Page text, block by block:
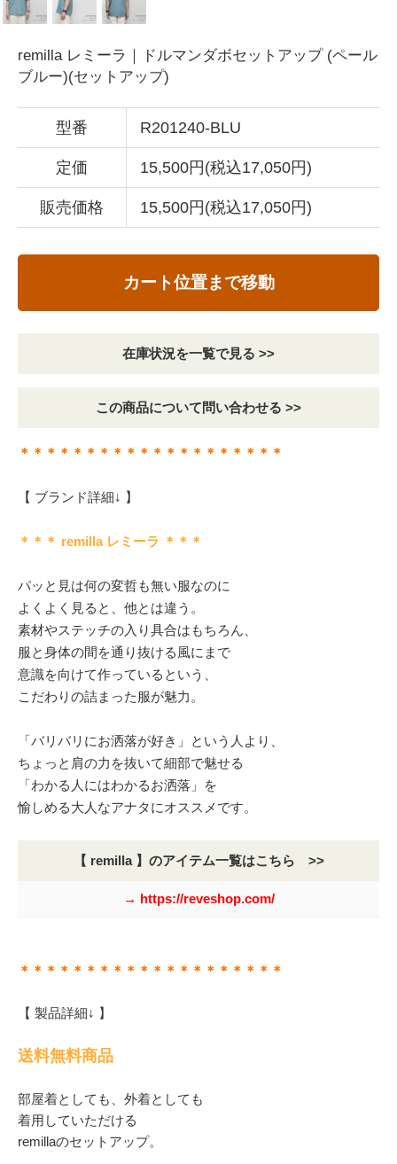
remilla レミーラ｜ドルマンダボセットアップ (ペール
ブルー)(セットアップ)
型番 R201240-BLU
定価 15,500円(税込17,050円)
販売価格 15,500円(税込17,050円)
カート位置まで移動
在庫状況を一覧で見る >>
この商品について問い合わせる >>
＊＊＊＊＊＊＊＊＊＊＊＊＊＊＊＊＊＊＊＊
【 ブランド詳細↓ 】
＊＊＊ remilla レミーラ ＊＊＊
パッと見は何の変哲も無い服なのに
よくよく見ると、他とは違う。
素材やステッチの入り具合はもちろん、
服と身体の間を通り抜ける風にまで
意識を向けて作っているという、
こだわりの詰まった服が魅力。
「バリバリにお洒落が好き」という人より、
ちょっと肩の力を抜いて細部で魅せる
「わかる人にはわかるお洒落」を
愉しめる大人なアナタにオススメです。
【 remilla 】のアイテム一覧はこちら >>
→ https://reveshop.com/
＊＊＊＊＊＊＊＊＊＊＊＊＊＊＊＊＊＊＊＊
【 製品詳細↓ 】
送料無料商品
部屋着としても、外着としても
着用していただける
remillaのセットアップ。